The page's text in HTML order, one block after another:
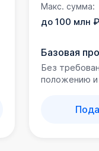
Макс. сумма:
до 100 млн ₽
Базовая
Без
положению